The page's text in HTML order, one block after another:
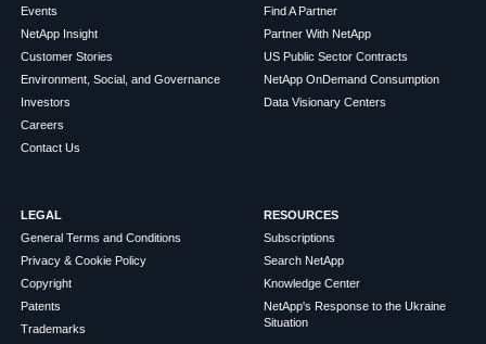
Events
NetApp Insight
Customer Stories
Environment, Social, and Governance
Investors
Careers
Contact Us
Find A Partner
Partner With NetApp
US Public Sector Contracts
NetApp OnDemand Consumption
Data Visionary Centers
LEGAL
General Terms and Conditions
Privacy & Cookie Policy
Copyright
Patents
Trademarks
RESOURCES
Subscriptions
Search NetApp
Knowledge Center
NetApp's Response to the Ukraine
Situation